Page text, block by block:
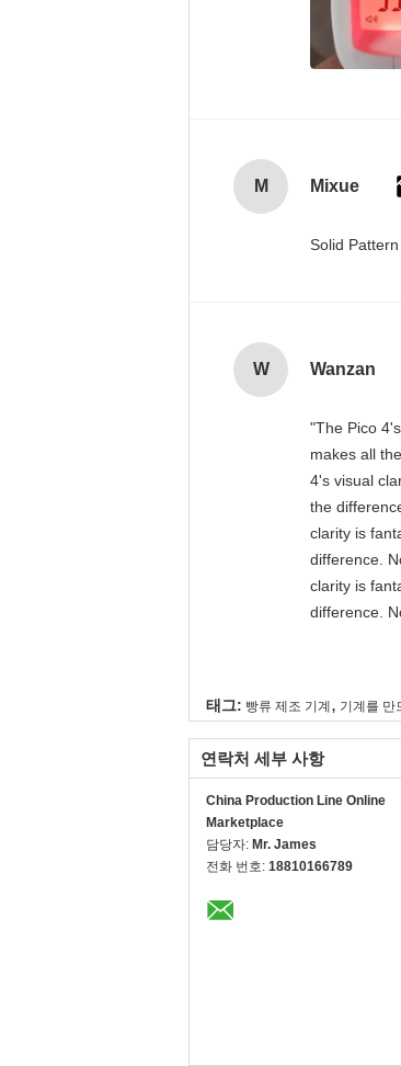
M Mixue
Solid
W Wanzan
"The Pico
makes all
4's visual
the
clarity is
difference.
clarity is
difference.
태그: 빵류 제조 기계 , 기계를 만
연락처 세부 사항
China Production Line Online
Marketplace
담당자: Mr. James
전화 번호: 18810166789